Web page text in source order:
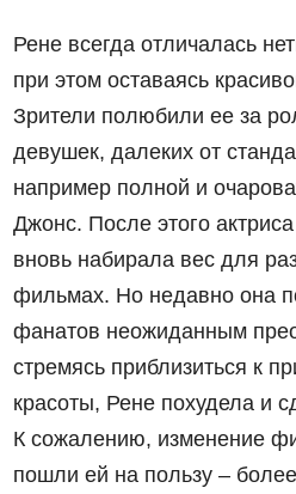
Рене всегда отличалась
при этом оставаясь
Зрители полюбили ее за
девушек, далеких от
например полной и
Джонс. После этого
вновь набирала вес для
фильмах. Но недавно она
фанатов неожиданным
стремясь приблизиться к
красоты, Рене похудела и
К сожалению, изменение
пошли ей на пользу –